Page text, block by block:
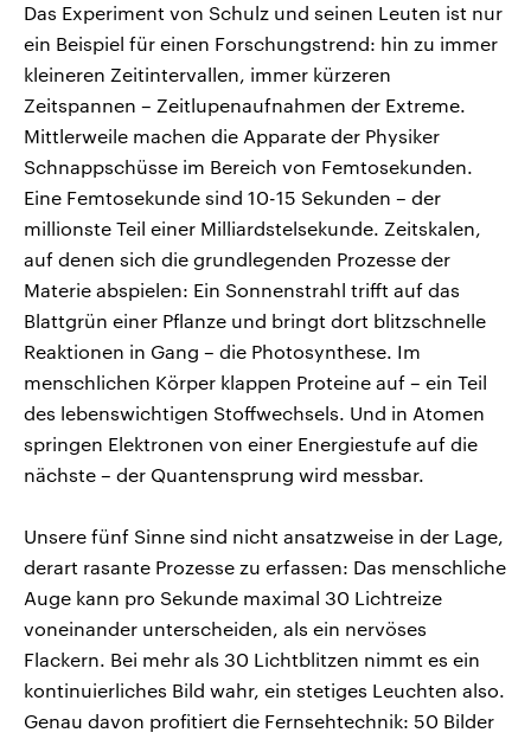
Das Experiment von Schulz und seinen Leuten ist nur
ein Beispiel für einen Forschungstrend: hin zu immer
kleineren Zeitintervallen, immer kürzeren
Zeitspannen – Zeitlupenaufnahmen der Extreme.
Mittlerweile machen die Apparate der Physiker
Schnappschüsse im Bereich von Femtosekunden.
Eine Femtosekunde sind 10-15 Sekunden – der
millionste Teil einer Milliardstelsekunde. Zeitskalen,
auf denen sich die grundlegenden Prozesse der
Materie abspielen: Ein Sonnenstrahl trifft auf das
Blattgrün einer Pflanze und bringt dort blitzschnelle
Reaktionen in Gang – die Photosynthese. Im
menschlichen Körper klappen Proteine auf – ein Teil
des lebenswichtigen Stoffwechsels. Und in Atomen
springen Elektronen von einer Energiestufe auf die
nächste – der Quantensprung wird messbar.
Unsere fünf Sinne sind nicht ansatzweise in der Lage,
derart rasante Prozesse zu erfassen: Das menschliche
Auge kann pro Sekunde maximal 30 Lichtreize
voneinander unterscheiden, als ein nervöses
Flackern. Bei mehr als 30 Lichtblitzen nimmt es ein
kontinuierliches Bild wahr, ein stetiges Leuchten also.
Genau davon profitiert die Fernsehtechnik: 50 Bilder